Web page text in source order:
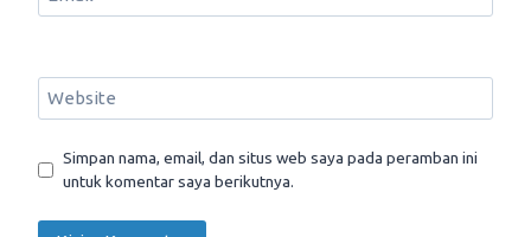
Website
Simpan nama, email, dan situs web saya pada peramban ini
untuk komentar saya berikutnya.